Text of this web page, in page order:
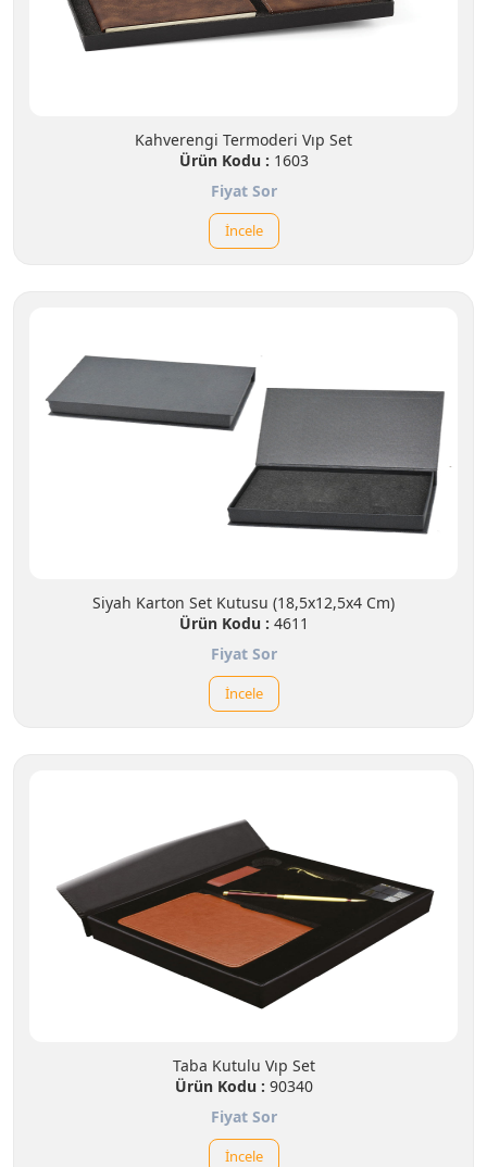
Kahverengi Termoderi Vıp Set
Ürün Kodu : 1603
Fiyat Sor
İncele
Siyah Karton Set Kutusu (18,5x12,5x4 Cm)
Ürün Kodu : 4611
Fiyat Sor
İncele
Taba Kutulu Vıp Set
Ürün Kodu : 90340
Fiyat Sor
İncele